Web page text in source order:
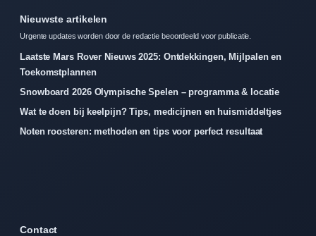
Nieuwste artikelen
Urgente updates worden door de redactie beoordeeld voor publicatie.
Laatste Mars Rover Nieuws 2025: Ontdekkingen, Mijlpalen en
Toekomstplannen
Snowboard 2026 Olympische Spelen – programma & locatie
Wat te doen bij keelpijn? Tips, medicijnen en huismiddeltjes
Noten roosteren: methoden en tips voor perfect resultaat
Contact